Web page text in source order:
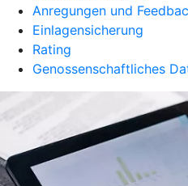
Anregungen und
Einlagensicherung
Rating
Genossenschaftliches